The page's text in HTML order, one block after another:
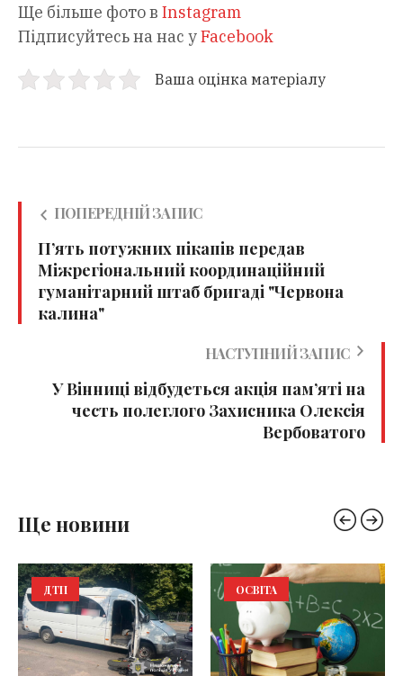
Ще більше фото в Instagram
Підписуйтесь на нас уFacebook
Ваша оцінка матеріалу
ПОПЕРЕДНІЙ ЗАПИС
П’ять потужних пікапів передав
Міжрегіональний координаційний
гуманітарний штаб бригаді "Червона
калина"
НАСТУПНИЙ ЗАПИС
У Вінниці відбудеться акція пам’яті на
честь полеглого Захисника Олексія
Вербоватого
Ще новини
ДТП ОСВІТА